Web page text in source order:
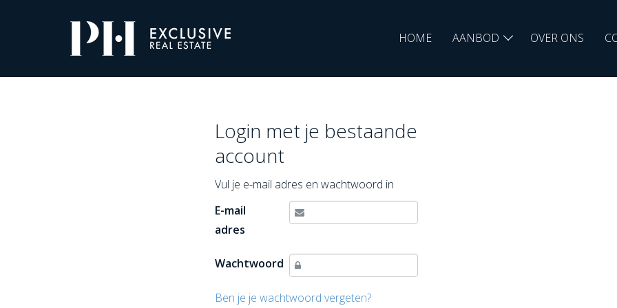
Pro-
Housing
HOME AANBOD OVER ONS
Login met je bestaande
account
Vul je e-mail adres en wachtwoord in
E-mail
adres
Wachtwoord
Ben je je wachtwoord vergeten?